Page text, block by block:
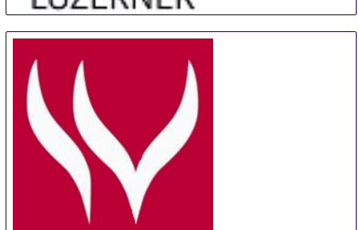
12 Sep
15 Sep
Lucerne
Switzerland